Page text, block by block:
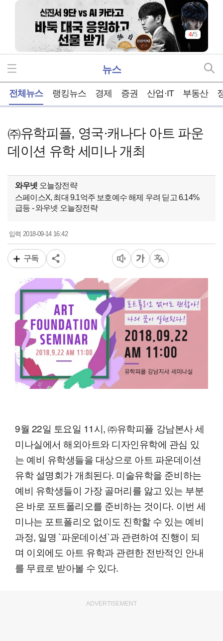
5/5
뉴스
전체뉴스 랭킹뉴스 경제 증권 산업·IT 부동산
㈜유학피플, 영국·캐나다 아트 파운
데이션 유학 세미나 개최
와우넷 오늘장전략
스페이스X, 최대 9.1억주 보호예수 해제 우려 딛고 6.14%
급등 - 와우넷 오늘장전략
입력2018-09-14 16:42
구독
9월 22일 토요일 11시, ㈜유학피플 강남본사 세
미나실에서 해외아트와 디자인유학에 관심 있
는 예비 유학생들을 대상으로 아트 파운데이션
유학 설명회가 개최된다. 미술유학을 준비하는
예비 유학생들이 가장 골머리를 앓고 있는 부분
은 바로 포트폴리오를 준비하는 것이다. 이번 세
미나는 포트폴리오 없이도 진학할 수 있는 예비
과정, 일명 `파운데이션`과 관련하여 진행이 되
며 이외에도 아트 유학과 관련한 전반적인 안내
를 무료로 받아볼 수 있다.
ADVERTISEMENT